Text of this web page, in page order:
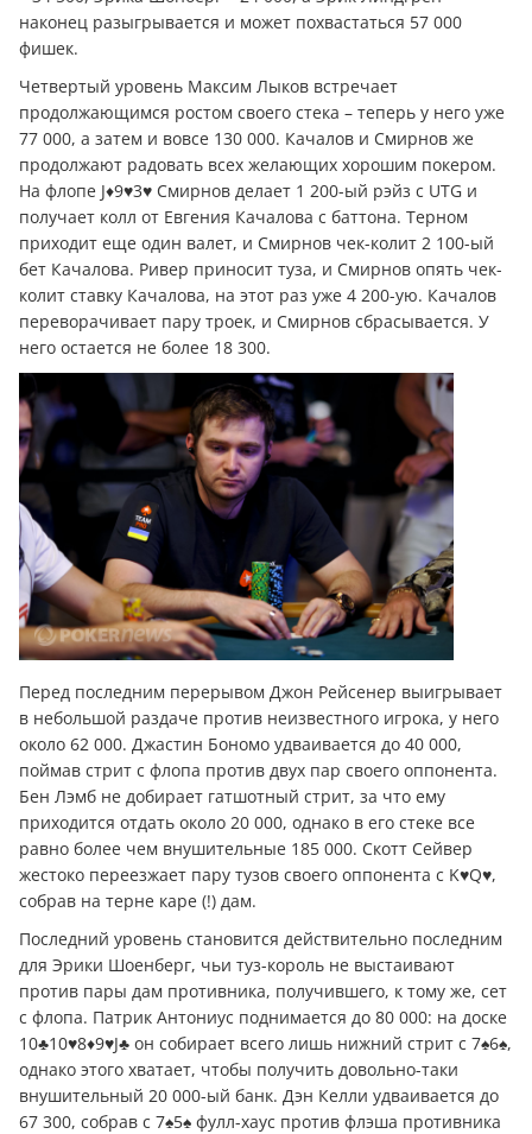
наконец разыгрывается и может похвастаться 57 000
фишек.
Четвертый уровень Максим Лыков встречает
продолжающимся ростом своего стека – теперь у него уже
77 000, а затем и вовсе 130 000. Качалов и Смирнов же
продолжают радовать всех желающих хорошим покером.
На флопе J♦9♥3♥ Смирнов делает 1 200-ый рэйз с UTG и
получает колл от Евгения Качалова с баттона. Терном
приходит еще один валет, и Смирнов чек-колит 2 100-ый
бет Качалова. Ривер приносит туза, и Смирнов опять чек-
колит ставку Качалова, на этот раз уже 4 200-ую. Качалов
переворачивает пару троек, и Смирнов сбрасывается. У
него остается не более 18 300.
Перед последним перерывом Джон Рейсенер выигрывает
в небольшой раздаче против неизвестного игрока, у него
около 62 000. Джастин Бономо удваивается до 40 000,
поймав стрит с флопа против двух пар своего оппонента.
Бен Лэмб не добирает гатшотный стрит, за что ему
приходится отдать около 20 000, однако в его стеке все
равно более чем внушительные 185 000. Скотт Сейвер
жестоко переезжает пару тузов своего оппонента с K♥Q♥,
собрав на терне каре (!) дам.
Последний уровень становится действительно последним
для Эрики Шоенберг, чьи туз-король не выстаивают
против пары дам противника, получившего, к тому же, сет
с флопа. Патрик Антониус поднимается до 80 000: на доске
10♣10♥8♦9♥J♣ он собирает всего лишь нижний стрит с 7♠6♠,
однако этого хватает, чтобы получить довольно-таки
внушительный 20 000-ый банк. Дэн Келли удваивается до
67 300, собрав с 7♠5♠ фулл-хаус против флэша противника